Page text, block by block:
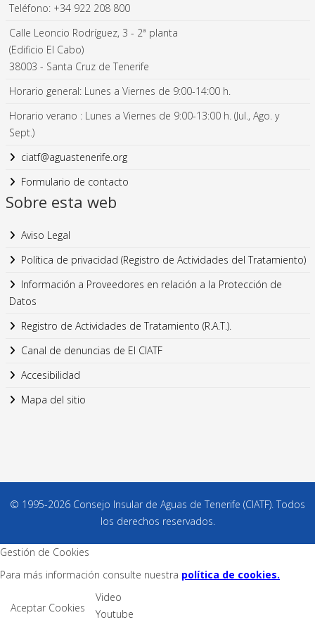
Teléfono: +34 922 208 800
Calle Leoncio Rodríguez, 3 - 2ª planta
(Edificio El Cabo)
38003 - Santa Cruz de Tenerife
Horario general: Lunes a Viernes de 9:00-14:00 h.
Horario verano : Lunes a Viernes de 9:00-13:00 h. (Jul., Ago. y
Sept.)
ciatf@aguastenerife.org
Formulario de contacto
Sobre esta web
Aviso Legal
Política de privacidad (Registro de Actividades del Tratamiento)
Información a Proveedores en relación a la Protección de
Datos
Registro de Actividades de Tratamiento (R.A.T.).
Canal de denuncias de El CIATF
Accesibilidad
Mapa del sitio
© 1995-2026 Consejo Insular de Aguas de Tenerife (CIATF). Todos
los derechos reservados.
Gestión de Cookies
Para más información consulte nuestra política de cookies.
Aceptar Cookies
Video
Youtube